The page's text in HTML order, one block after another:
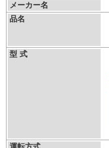
メーカー名
品名
型 式